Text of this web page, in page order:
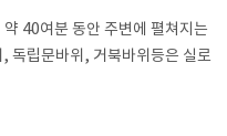
약 40여분 동안 주변에 펼쳐지는
,독립문바위 , 거북바위등은 실로